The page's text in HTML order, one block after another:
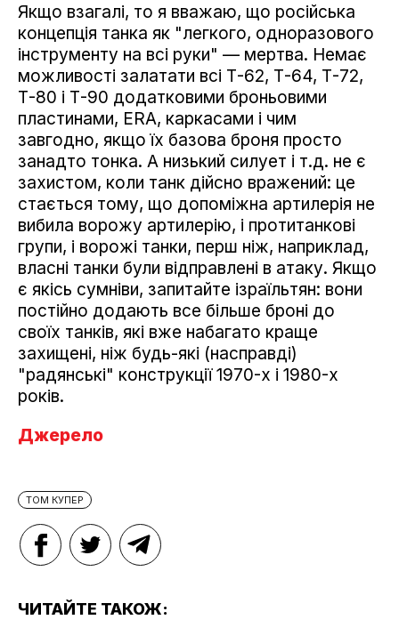
Якщо взагалі, то я вважаю, що російська
концепція танка як "легкого, одноразового
інструменту на всі руки" — мертва. Немає
можливості залатати всі Т-62, Т-64, Т-72,
Т-80 і Т-90 додатковими броньовими
пластинами, ERA, каркасами і чим
завгодно, якщо їх базова броня просто
занадто тонка. А низький силует і т.д. не є
захистом, коли танк дійсно вражений: це
стається тому, що допоміжна артилерія не
вибила ворожу артилерію, і протитанкові
групи, і ворожі танки, перш ніж, наприклад,
власні танки були відправлені в атаку. Якщо
є якісь сумніви, запитайте ізраїльтян: вони
постійно додають все більше броні до
своїх танків, які вже набагато краще
захищені, ніж будь-які (насправді)
"радянські" конструкції 1970-х і 1980-х
років.
Джерело
ТОМ КУПЕР
ЧИТАЙТЕ ТАКОЖ: